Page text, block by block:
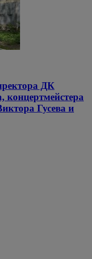
ДК
концертмейстера
Гусева и